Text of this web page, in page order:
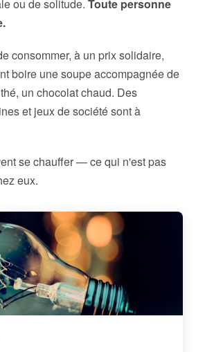
ou de solitude. Toute personne
consommer, à un prix solidaire,
boire une soupe accompagnée de
un chocolat chaud. Des
et jeux de société sont à
se chauffer — ce qui n'est pas
eux.